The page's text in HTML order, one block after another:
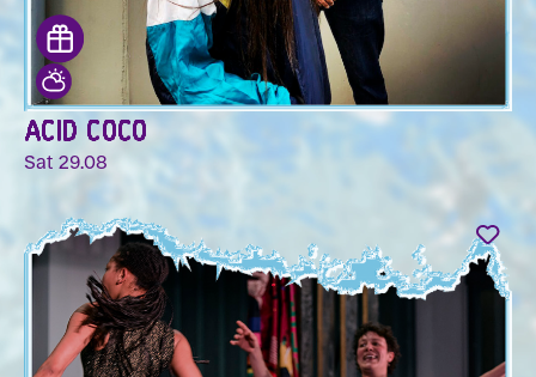
ACID COCO
Sat 29.08